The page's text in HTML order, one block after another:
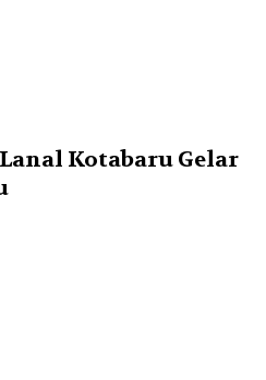
Lanal Kotabaru Gelar